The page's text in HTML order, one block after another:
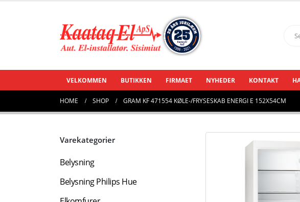
VELKOMMEN BUTIKKEN FIRMAET NYHEDER KONTAKT
HOME SHOP GRAM KF 471554 KØLE-/FRYSESKAB ENERGI E 152X54CM
Varekategorier
Belysning
Belysning Philips Hue